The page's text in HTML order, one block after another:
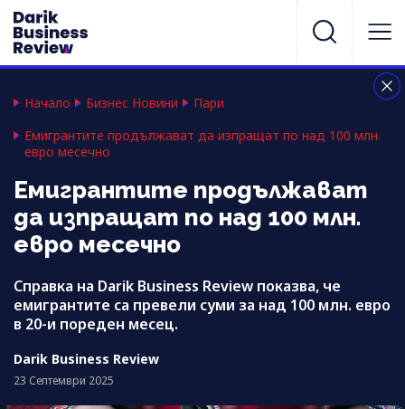
Начало Бизнес Новини
Пари
Емигрантите продължават да изпращат по над 100 млн.
евро месечно​​​​​​​
Емигрантите продължават
да изпращат по над 100 млн.
евро месечно​​​​​​​
Справка на Darik Business Review показва, че
емигрантите са превели суми за над 100 млн. евро
в 20-и пореден месец.
Darik Business Review
23 Септември 2025